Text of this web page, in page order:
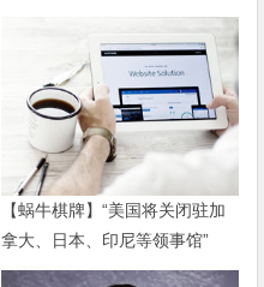
【蜗牛棋牌】“美国将关闭驻加
拿大、日本、印尼等领事馆”